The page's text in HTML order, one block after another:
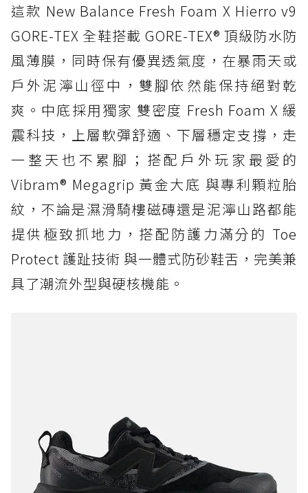
這款 New Balance Fresh Foam X Hierro v9
GORE-TEX 全鞋搭載 GORE-TEX® 頂級防水防
風薄膜，同時保有優異透氣度，在暴雨天或
戶外泥濘山徑中，雙腳依然能保持絕對乾
爽。中底採用獨家 雙密度 Fresh Foam X 緩
震科技，上層軟彈舒適、下層穩定支撐，走
一整天也不累腳；搭配戶外玩家最愛的
Vibram® Megagrip 黃金大底 與專利顆粒胎
紋，不論是濕滑騎樓磁磚還是泥濘山路都能
提供極致抓地力，搭配防護力滿分的 Toe
Protect 護趾技術 與一體式防砂鞋舌，完美兼
具了潮流外型與硬核機能。